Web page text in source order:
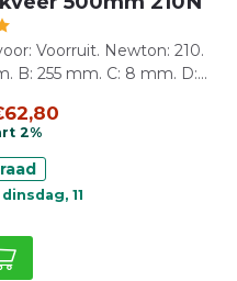
Voorruit. Newton: 210.
B: 255 mm. C: 8 mm. D:...
2%
dinsdag, 11